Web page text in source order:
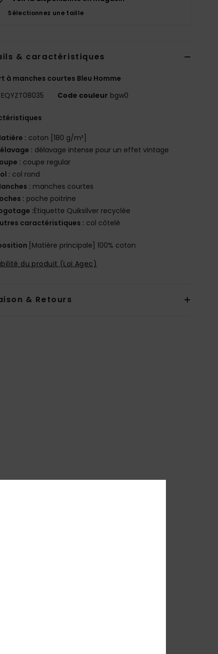
Sélectionnez une taille
& caractéristiques
à manches courtes Bleu Homme
EQYZT08035 Code couleur bgw0
: coton [180 g/m²]
: délavage intense pour un effet vintage
: coupe regular
: col rond
: manches courtes
: poche poitrine
:Étiquette Quiksilver recyclée
caractéristiques : col côtelé
[Matière principale] 100% coton
du produit (Loi Agec)
& Retours